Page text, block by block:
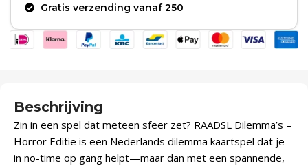
Gratis verzending vanaf 250
Beschrijving
Zin in een spel dat meteen sfeer zet? RAADSL Dilemma’s –
Horror Editie is een Nederlands dilemma kaartspel dat je
in no-time op gang helpt—maar dan met een spannende,